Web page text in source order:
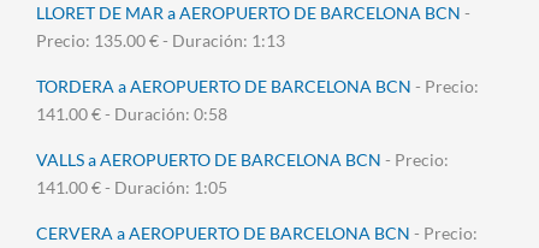
LLORET DE MAR a AEROPUERTO DE BARCELONA BCN -
Precio: 135.00 € - Duración: 1:13
TORDERA a AEROPUERTO DE BARCELONA BCN - Precio:
141.00 € - Duración: 0:58
VALLS a AEROPUERTO DE BARCELONA BCN - Precio:
141.00 € - Duración: 1:05
CERVERA a AEROPUERTO DE BARCELONA BCN - Precio: